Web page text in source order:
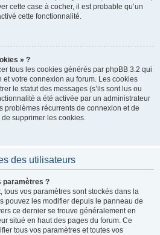
cette case à cocher, il est probable qu’un
cette fonctionnalité.
» ?
tous les cookies générés par phpBB 3.2 qui
votre connexion au forum. Les cookies
le statut des messages (s’ils sont lus ou
a été activée par un administrateur
problèmes récurrents de connexion et de
supprimer les cookies.
des utilisateurs
paramètres ?
tous vos paramètres sont stockés dans la
pouvez les modifier depuis le panneau de
ce dernier se trouve généralement en
situé en haut des pages du forum. Ce
tous vos paramètres et toutes vos